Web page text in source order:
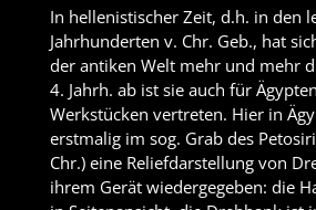
In hellenistischer Zeit, d.h. in den
Jahrhunderten v. Chr. Geb., hat
der antiken Welt mehr und mehr
4. Jahrh. ab ist sie auch für
Werkstücken vertreten. Hier in
erstmalig im sog. Grab des
Chr.) eine Reliefdarstellung von
ihrem Gerät wiedergegeben: die